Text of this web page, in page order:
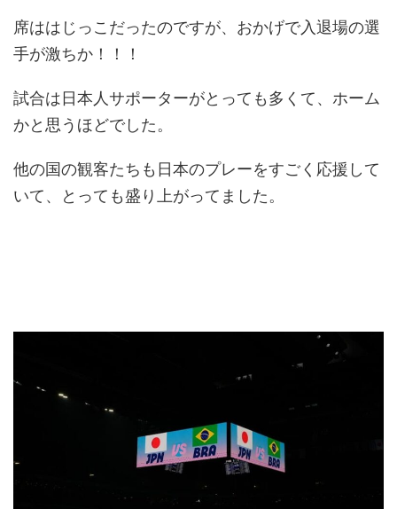
席ははじっこだったのですが、おかげで入退場の選
手が激ちか！！！
試合は日本人サポーターがとっても多くて、ホーム
かと思うほどでした。
他の国の観客たちも日本のプレーをすごく応援して
いて、とっても盛り上がってました。